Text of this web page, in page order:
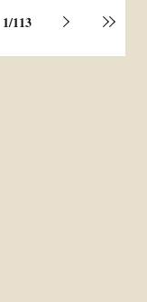
1/113